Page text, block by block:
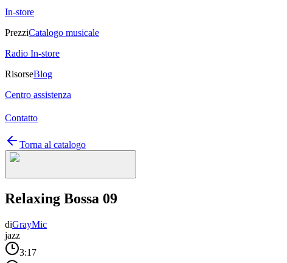
In-store
PrezziCatalogo musicale
Radio In-store
RisorseBlog
Centro assistenza
Contatto
Torna al catalogo
Relaxing Bossa 09
diGrayMic
jazz
3:17